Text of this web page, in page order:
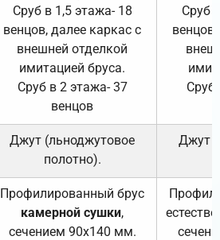
Сруб в 1,5 этажа- 18
венцов, далее каркас с
внешней отделкой
имитацией бруса.
Сруб в 2 этажа- 37
венцов
Сруб
Сруб
Джут (льноджутовое
полотно).
Джут
Профилированный брус
камерной сушки,
сечением 90х140 мм.